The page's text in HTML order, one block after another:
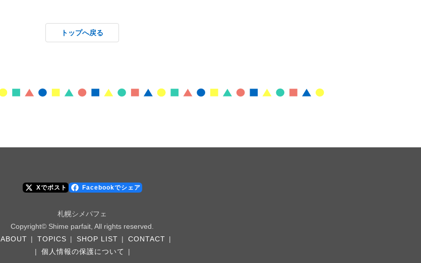
トップへ戻る
Xでポスト Facebookでシェア
札幌シメパフェ
Copyright© Shime parfait, All rights reserved.
ABOUT | TOPICS | SHOP LIST | CONTACT |
|
個人情報の保護について |